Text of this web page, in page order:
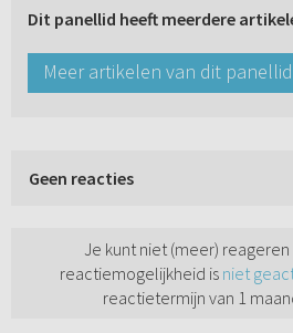
Dit panellid heeft meerdere
Meer artikelen van dit panellid
Geen reacties
Je kunt niet (meer)
reactiemogelijkheid is niet
reactietermijn van 1